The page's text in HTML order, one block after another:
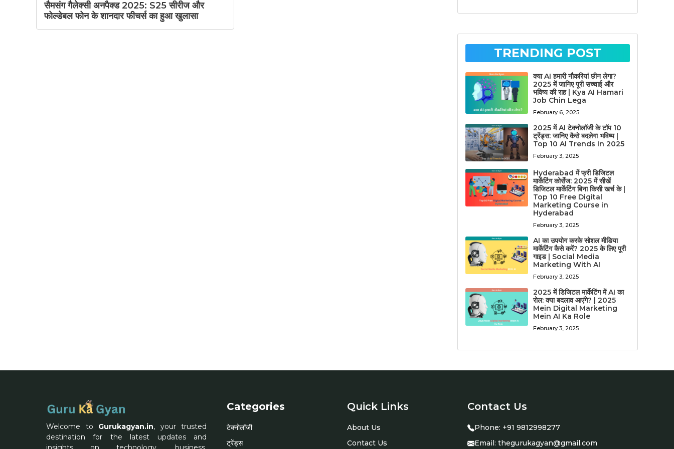
सैमसंग गैलेक्सी अनपैक्ड 2025: S25 सीरीज और
फोल्डेबल फोन के शानदार फीचर्स का हुआ खुलासा
TRENDING POST
क्या AI हमारी नौकरियां छीन लेगा?
2025 में जानिए पूरी सच्चाई और
भविष्य की राह | Kya AI Hamari
Job Chin Lega
February 6, 2025
2025 में AI टेक्नोलॉजी के टॉप 10
ट्रेंड्स: जानिए कैसे बदलेगा भविष्य |
Top 10 AI Trends In 2025
February 3, 2025
Hyderabad में फ्री डिजिटल
मार्केटिंग कोर्सेज: 2025 में सीखें
डिजिटल मार्केटिंग बिना किसी खर्च के |
Top 10 Free Digital
Marketing Course in
Hyderabad
February 3, 2025
AI का उपयोग करके सोशल मीडिया
मार्केटिंग कैसे करें? 2025 के लिए पूरी
गाइड | Social Media
Marketing With AI
February 3, 2025
2025 में डिजिटल मार्केटिंग में AI का
रोल: क्या बदलाव आएंगे? | 2025
Mein Digital Marketing
Mein AI Ka Role
February 3, 2025
Welcome to Gurukagyan.in, your trusted
destination for the latest updates and
Categories
टेक्नोलॉजी
ट्रेंड्स
Quick Links
About Us
Contact Us
Contact Us
Phone: +91 9812998277
Email: thegurukagyan@gmail.com